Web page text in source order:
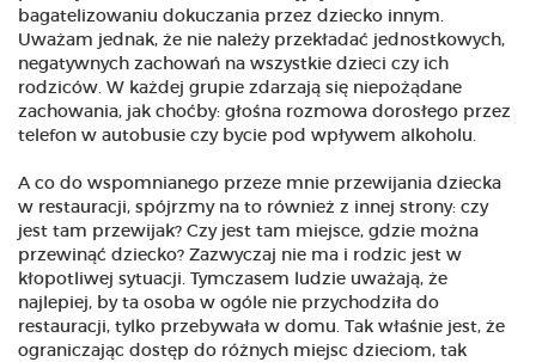
bagatelizowaniu dokuczania przez dziecko innym.
Uważam jednak, że nie należy przekładać jednostkowych,
negatywnych zachowań na wszystkie dzieci czy ich
rodziców. W każdej grupie zdarzają się niepożądane
zachowania, jak choćby: głośna rozmowa dorosłego przez
telefon w autobusie czy bycie pod wpływem alkoholu.
A co do wspomnianego przeze mnie przewijania dziecka
w restauracji, spójrzmy na to również z innej strony: czy
jest tam przewijak? Czy jest tam miejsce, gdzie można
przewinąć dziecko? Zazwyczaj nie ma i rodzic jest w
kłopotliwej sytuacji. Tymczasem ludzie uważają, że
najlepiej, by ta osoba w ogóle nie przychodziła do
restauracji, tylko przebywała w domu. Tak właśnie jest, że
ograniczając dostęp do różnych miejsc dzieciom, tak